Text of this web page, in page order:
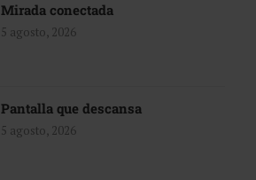
Mirada conectada
5 agosto, 2026
Pantalla que descansa
5 agosto, 2026